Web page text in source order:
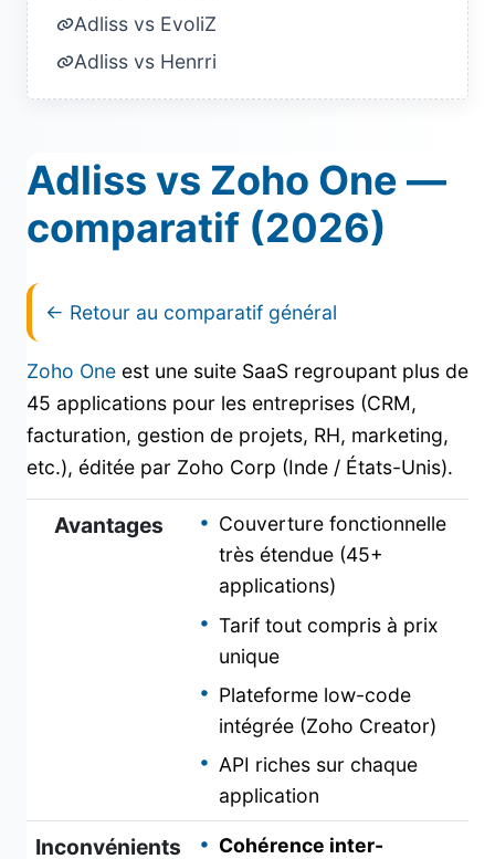
Adliss vs EvoliZ
Adliss vs Henrri
Adliss vs Zoho One —
comparatif (2026)
← Retour au comparatif général
Zoho One est une suite SaaS regroupant plus de
45 applications pour les entreprises (CRM,
facturation, gestion de projets, RH, marketing,
etc.), éditée par Zoho Corp (Inde / États-Unis).
Avantages
Couverture fonctionnelle
très étendue (45+
applications)
Tarif tout compris à prix
unique
Plateforme low-code
intégrée (Zoho Creator)
API riches sur chaque
application
Inconvénients Cohérence inter-